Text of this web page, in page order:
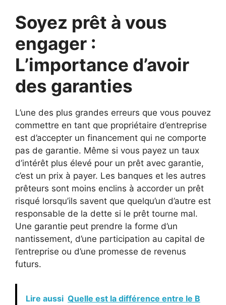
Soyez prêt à vous
engager :
L’importance d’avoir
des garanties
L’une des plus grandes erreurs que vous pouvez
commettre en tant que propriétaire d’entreprise
est d’accepter un financement qui ne comporte
pas de garantie. Même si vous payez un taux
d’intérêt plus élevé pour un prêt avec garantie,
c’est un prix à payer. Les banques et les autres
prêteurs sont moins enclins à accorder un prêt
risqué lorsqu’ils savent que quelqu’un d’autre est
responsable de la dette si le prêt tourne mal.
Une garantie peut prendre la forme d’un
nantissement, d’une participation au capital de
l’entreprise ou d’une promesse de revenus
futurs.
Lire aussi Quelle est la différence entre le B